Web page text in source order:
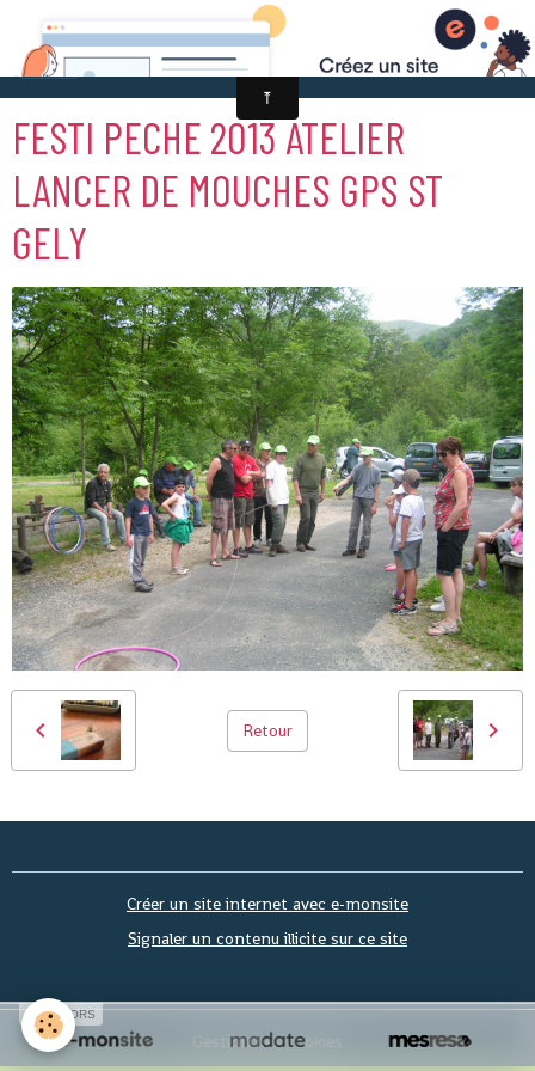
FESTI PECHE 2013 ATELIER
LANCER DE MOUCHES GPS ST
GELY
Retour
Créer un site internet avec e-monsite
Signaler un contenu illicite sur ce site
Gestion des cookies
SPONSORS